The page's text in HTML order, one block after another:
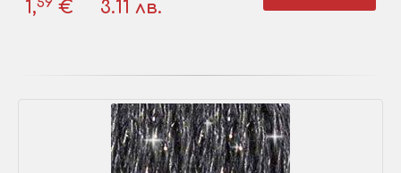
1, € 3.11 лв.